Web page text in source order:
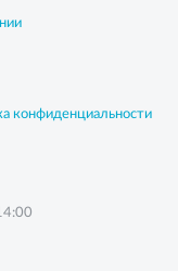
конфиденциальности